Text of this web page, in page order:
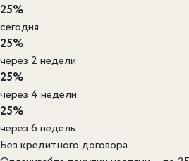
25%
сегодня
25%
через 2 недели
25%
через 4 недели
25%
через 6 недель
Без кредитного договора